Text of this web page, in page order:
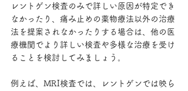
レントゲン検査のみで詳しい原因が特定でき
なかったり、痛み止めの薬物療法以外の治療
法を提案されなかったりする場合は、他の医
療機関でより詳しい検査や多様な治療を受け
ることを検討してみましょう。
例えば、MRI検査では、レントゲンでは映ら